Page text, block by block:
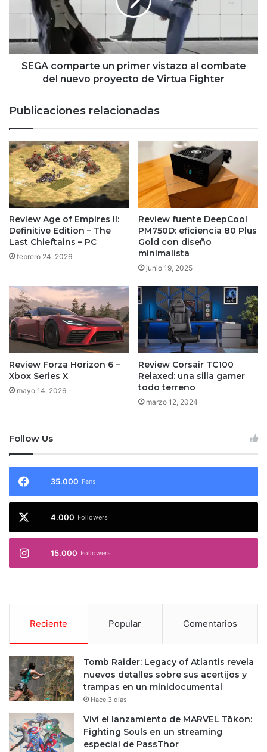
combate
del
nuevo
proyecto
SEGA comparte un primer vistazo al combate
del nuevo proyecto de Virtua Fighter
Publicaciones relacionadas
Review Age of Empires II:
Definitive Edition – The
Last Chieftains – PC
febrero 24, 2026
Review fuente DeepCool
PM750D: eficiencia 80 Plus
Gold con diseño
minimalista
junio 19, 2025
Review Forza Horizon 6 –
Xbox Series X
mayo 14, 2026
Review Corsair TC100
Relaxed: una silla gamer
todo terreno
marzo 12, 2024
Follow Us
35.000 Fans
4.000 Followers
15.000 Followers
Reciente Popular Comentarios
Tomb Raider: Legacy of Atlantis revela
nuevos detalles sobre sus acertijos y
trampas en un minidocumental
Hace 3 días
Viví el lanzamiento de MARVEL Tōkon:
Fighting Souls en un streaming
especial de PassThor